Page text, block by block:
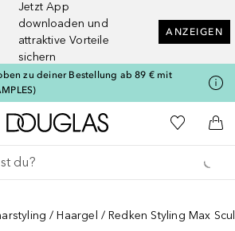
Jetzt App
downloaden und
attraktive Vorteile
sichern
ANZEIGEN
zu deiner Bestellung ab 89 € mit
Zur Douglas Startseite
Zu Meiner
Haargel Redken Styling Max